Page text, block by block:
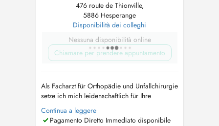
476 route de Thionville,
5886 Hesperange
Disponibilità dei colleghi
Nessuna disponibilità online
Chiamare per prendere appuntamento
Als Facharzt für Orthopädie und Unfallchirurgie
setze ich mich leidenschaftlich für Ihre
Gesundheit und Ihr Wohlbefinden ein. Mein
Leistungsspektrum umfasst die konservative,
Continua a leggere
Pagamento Diretto Immediato disponibile